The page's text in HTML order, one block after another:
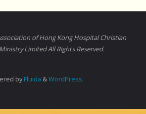
of Hong Kong Hospital Christian
Limited All Rights Reserved.
byFluida &WordPress.